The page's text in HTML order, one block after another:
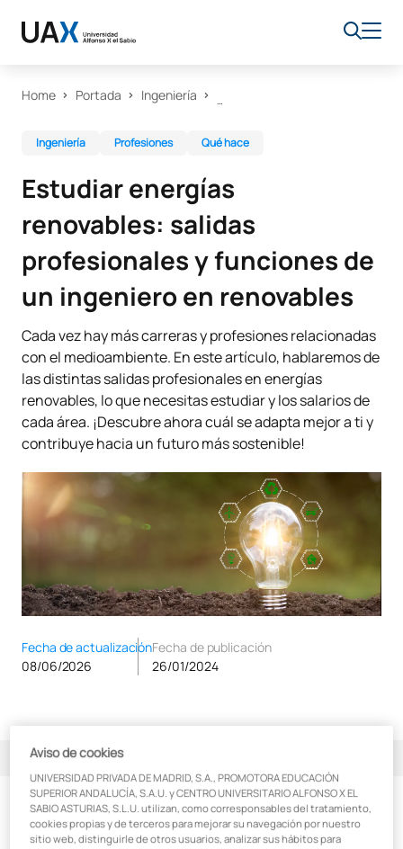
Home Portada Ingeniería
Ingeniería Profesiones Qué hace
Estudiar energías
renovables: salidas
profesionales y funciones de
un ingeniero en renovables
Cada vez hay más carreras y profesiones relacionadas
con el medioambiente. En este artículo, hablaremos de
las distintas salidas profesionales en energías
renovables, lo que necesitas estudiar y los salarios de
cada área. ¡Descubre ahora cuál se adapta mejor a ti y
contribuye hacia un futuro más sostenible!
Fecha de actualización
08/06/2026
Fecha de publicación
26/01/2024
Índice de contenidos
¿Qué son las energías renovables?
Qué puedes estudiar si te interesan las energías renovables
¿Qué son las energías renovables?
Aviso de cookies
UNIVERSIDAD PRIVADA DE MADRID, S.A., PROMOTORA EDUCACIÓN
SUPERIOR ANDALUCÍA, S.A.U. y CENTRO UNIVERSITARIO ALFONSO X EL
SABIO ASTURIAS, S.L.U. utilizan, como corresponsables del tratamiento,
cookies propias y de terceros para mejorar su navegación por nuestro
sitio web, distinguirle de otros usuarios, analizar sus hábitos para